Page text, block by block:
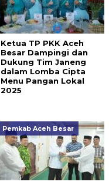
Ketua TP PKK Aceh
Besar Dampingi dan
Dukung Tim Janeng
dalam Lomba Cipta
Menu Pangan Lokal
2025
Pemkab Aceh Besar